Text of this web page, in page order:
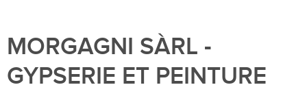
MORGAGNI SÀRL -
GYPSERIE ET PEINTURE